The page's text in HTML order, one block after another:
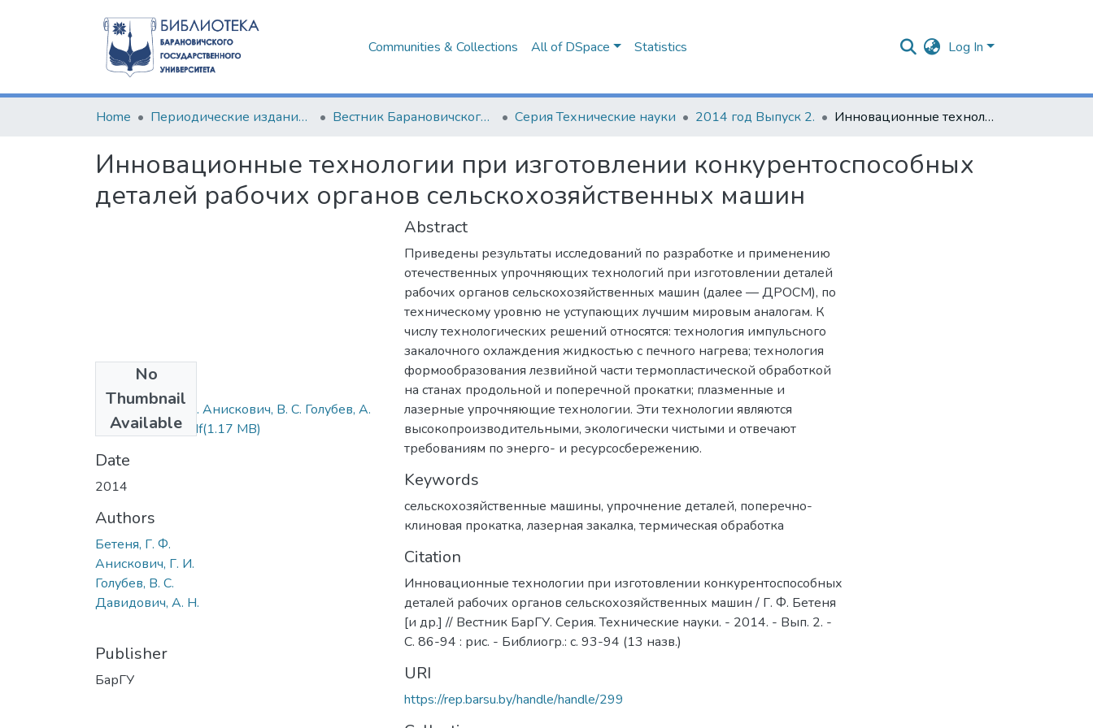
Communities & Collections All of DSpace Statistics Log In
Home Периодические издания БарГУ Вестник Барановичского государственного университета Серия Технические науки 2014 год Выпуск 2. Инновационные технологии при изготовлении конкурентоспособных деталей рабочих органов сельскохозяйственных машин
Инновационные технологии при изготовлении конкурентоспособных
деталей рабочих органов сельскохозяйственных машин
No
Thumbnail
Available
Г. Ф. Бетеня, Г. И. Анискович, В. С. Голубев, А.
Н. Давидович.pdf(1.17 MB)
Date
2014
Authors
Бетеня, Г. Ф.
Анискович, Г. И.
Голубев, В. С.
Давидович, А. Н.
Publisher
БарГУ
Abstract
Приведены результаты исследований по разработке и применению
отечественных упрочняющих технологий при изготовлении деталей
рабочих органов сельскохозяйственных машин (далее — ДРОСМ), по
техническому уровню не уступающих лучшим мировым аналогам. К
числу технологических решений относятся: технология импульсного
закалочного охлаждения жидкостью с печного нагрева; технология
формообразования лезвийной части термопластической обработкой
на станах продольной и поперечной прокатки; плазменные и
лазерные упрочняющие технологии. Эти технологии являются
высокопроизводительными, экологически чистыми и отвечают
требованиям по энерго- и ресурсосбережению.
Keywords
сельскохозяйственные машины, упрочнение деталей, поперечно-
клиновая прокатка, лазерная закалка, термическая обработка
Citation
Инновационные технологии при изготовлении конкурентоспособных
деталей рабочих органов сельскохозяйственных машин / Г. Ф. Бетеня
[и др.] // Вестник БарГУ. Серия. Технические науки. - 2014. - Вып. 2. -
С. 86-94 : рис. - Библиогр.: с. 93-94 (13 назв.)
URI
https://rep.barsu.by/handle/handle/299